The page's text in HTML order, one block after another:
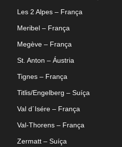
Les 2 Alpes – França
Meribel – França
Megève – França
St. Anton – Áustria
Tignes – França
Titlis/Engelberg – Suíça
Val d´Isére – França
Val-Thorens – França
Zermatt – Suíça